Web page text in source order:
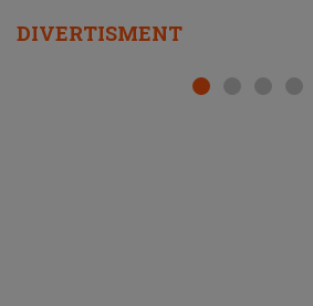
DIVERTISMENT